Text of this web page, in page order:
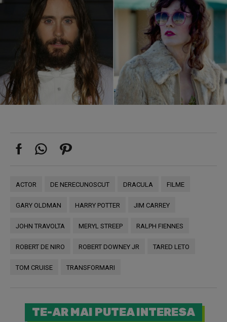
ACTOR DE NERECUNOSCUT DRACULA FILME
GARY OLDMAN HARRY POTTER JIM CARREY
JOHN TRAVOLTA MERYL STREEP RALPH FIENNES
ROBERT DE NIRO ROBERT DOWNEY JR TARED LETO
TOM CRUISE TRANSFORMARI
TE-AR MAI PUTEA INTERESA